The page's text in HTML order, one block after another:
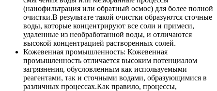
(нанофильтрация или обратный осмос) для более полной
очистки.В результате такой очистки образуются сточные
воды, которые концентрируют все соли и примеси,
удаленные из необработанной воды, и отличаются
высокой концентрацией растворенных солей.
Кожевенная промышленность: Кожевенная
промышленность отличается высоким потенциалом
загрязнения, обусловленным как используемыми
реагентами, так и сточными водами, образующимися в
различных процессах.Как правило, процессы,